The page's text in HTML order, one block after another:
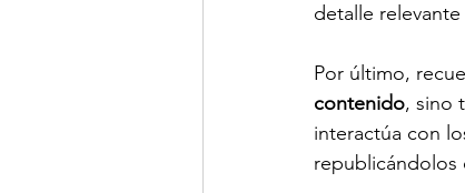
detalle
Por último,
contenido, sino
interactúa con
republicándolos